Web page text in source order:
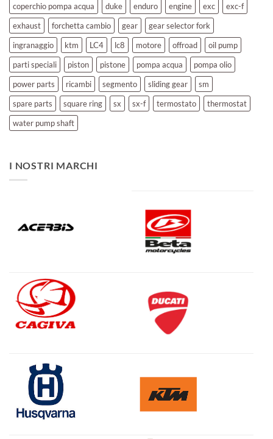
coperchio pompa acqua
duke enduro engine exc
exc-f
exhaust
forchetta cambio gear
gear selector fork
ingranaggio
ktm LC4 lc8 motore offroad
oil pump
parti speciali
piston pistone pompa acqua
pompa olio
power parts
ricambi segmento sliding gear
sm
spare parts
square ring sx sx-f termostato
thermostat
water pump shaft
I NOSTRI MARCHI